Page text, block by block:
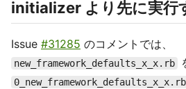
initializer より先に実行
Issue #31285 のコメントでは、
new_framework_defaults_x_x.rb
0_new_framework_defaults_x_x.rb